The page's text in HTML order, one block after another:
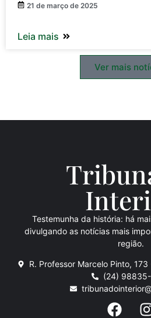
21 de março de 2025
Leia mais
Ver mais
Inte
Testemunha da história: há
divulgando as notícias mais
região.
R. Professor Marcelo Pinto,
(24)